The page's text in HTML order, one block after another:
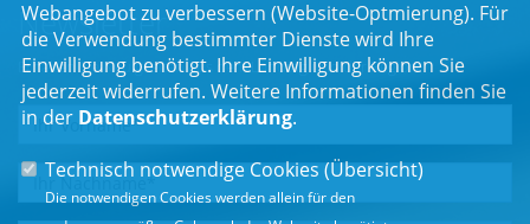
Newsletter
Erhalten Sie Neuigkeiten aus dem Landtag und der Region.
Webangebot zu verbessern (Website-Optmierung). Für
die Verwendung bestimmter Dienste wird Ihre
Einwilligung benötigt. Ihre Einwilligung können Sie
jederzeit widerrufen. Weitere Informationen finden Sie
in der Datenschutzerklärung.
Technisch notwendige Cookies (Übersicht)
Die notwendigen Cookies werden allein für den